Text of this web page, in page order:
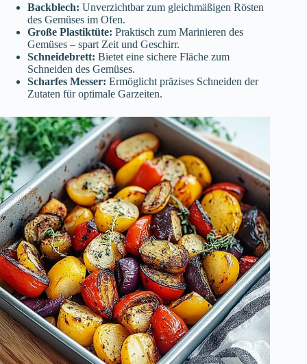
Backblech: Unverzichtbar zum gleichmäßigen Rösten
des Gemüses im Ofen.
Große Plastiktüte: Praktisch zum Marinieren des
Gemüses – spart Zeit und Geschirr.
Schneidebrett: Bietet eine sichere Fläche zum
Schneiden des Gemüses.
Scharfes Messer: Ermöglicht präzises Schneiden der
Zutaten für optimale Garzeiten.